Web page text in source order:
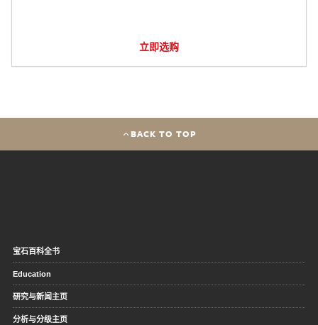
立即选购
BACK TO TOP
宝石百科全书
Education
研究与新闻主页
分析与分级主页